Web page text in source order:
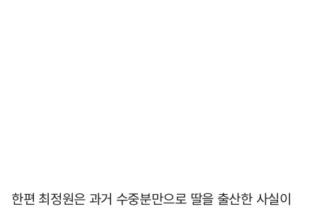
한편 최정원은 과거 수중분만으로 딸을 출산한 사실이